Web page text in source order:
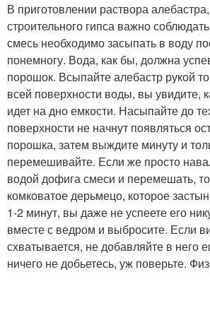
В приготовлении раствора
строительного гипса важно
смесь необходимо засыпать в воду
понемногу. Вода, как бы, должна
порошок. Всыпайте алебастр рукой
всей поверхности воды, вы увидите,
идет на дно емкости. Насыпайте до
поверхности не начнут появляться
порошка, затем выждите минуту и
перемешивайте. Если же просто
водой дофига смеси и перемешать,
комковатое дерьмецо, которое
1-2 минут, вы даже не успеете его
вместе с ведром и выбросите. Если
схватывается, не добавляйте в него
ничего не добьетесь, уж поверьте.